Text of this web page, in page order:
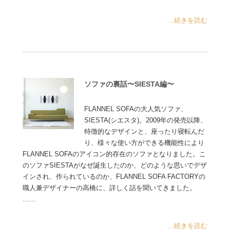
...続きを読む
ソファの裏話〜SIESTA編〜
FLANNEL SOFAの大人気ソファ、
SIESTA(シエスタ)。2009年の発売以降、
特徴的なデザインと、座ったり寝転んだ
り、様々な使い方ができる機能性により
FLANNEL SOFAのアイコン的存在のソファとなりました。こ
のソファSIESTAがなぜ誕生したのか、どのような思いでデザ
インされ、作られているのか、FLANNEL SOFA FACTORYの
職人兼デザイナーの高橋に、詳しく話を聞いてきました。
……
...続きを読む